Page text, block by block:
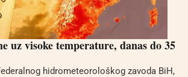
uz visoke temperature, danas do 35
hidrometeorološkog zavoda BiH,